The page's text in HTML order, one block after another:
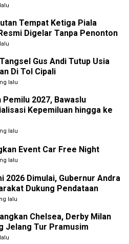
Tempat Ketiga Piala
Digelar Tanpa Penonton
Gus Andi Tutup Usia
Di Tol Cipali
lalu
2027, Bawaslu
Kepemiluan hingga ke
lalu
Event Car Free Night
lalu
2026 Dimulai, Gubernur Andra
Dukung Pendataan
lalu
Chelsea, Derby Milan
Jelang Tur Pramusim